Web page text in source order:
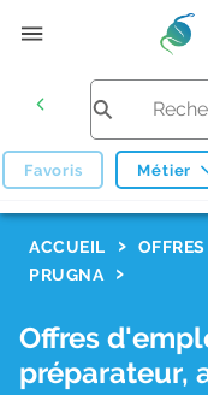
Favoris Métier
ACCUEIL
PRUGNA
Offres
préparateur,